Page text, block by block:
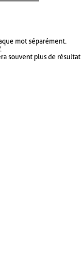
mot séparément.
.
souvent plus de résultat